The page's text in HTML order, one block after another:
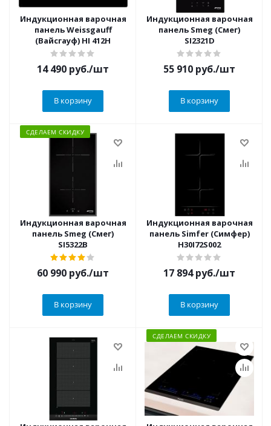
Индукционная варочная
панель Weissgauff
(Вайсгауф) HI 412H
14 490 руб./шт
В корзину
Индукционная варочная
панель Smeg (Смег)
SI2321D
55 910 руб./шт
В корзину
СДЕЛАЕМ СКИДКУ
Индукционная варочная
панель Smeg (Смег)
SI5322B
60 990 руб./шт
В корзину
Индукционная варочная
панель Simfer (Симфер)
H30I72S002
17 894руб./шт
В корзину
СДЕЛАЕМ СКИДКУ